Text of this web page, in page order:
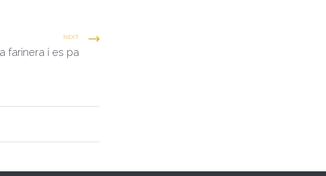
NEXT
farinera i es pa